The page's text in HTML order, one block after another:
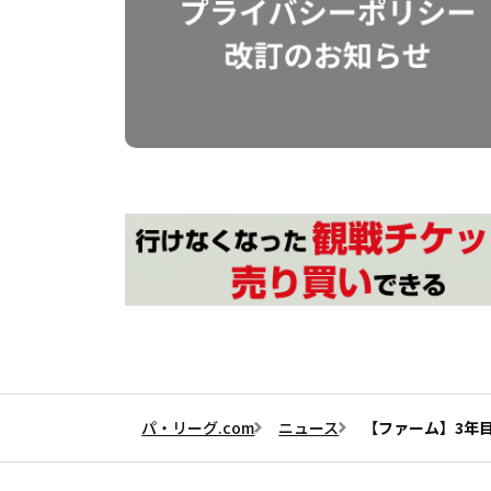
パ・リーグ.com ニュース 【ファーム】3